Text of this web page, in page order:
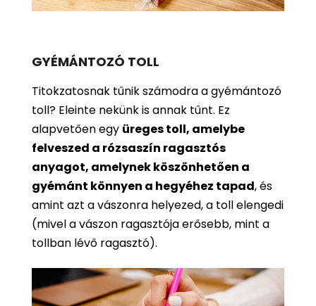
GYÉMÁNTOZÓ TOLL
Titokzatosnak tűnik számodra a gyémántozó
toll? Eleinte nekünk is annak tűnt. Ez
alapvetően egy üreges toll, amelybe
felveszed a rózsaszín ragasztós
anyagot, amelynek köszönhetően a
gyémánt könnyen a hegyéhez tapad, és
amint azt a vászonra helyezed, a toll elengedi
(mivel a vászon ragasztója erősebb, mint a
tollban lévő ragasztó).